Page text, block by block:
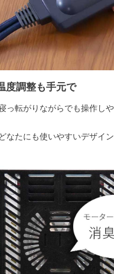
度調整も手元で
っ転がりながらでも操作し
なたにも使いやすいデザイン